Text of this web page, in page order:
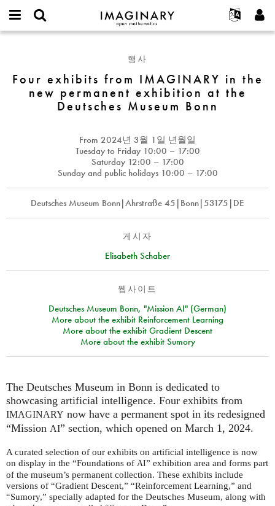
IMAGINARY
open
Français
Deutsch
한국어
Español
Programs
Galleries
Hands-On
Texts
Exhibitions
나머지 보기...
프로젝트
참가하기
연락처
username
밀
가입하기
새로운 비밀번호 요청하기
from
IMAGINARY
permanent
the
Deutsches
Museum
행사
Four exhibits from IMAGINARY in the
new permanent exhibition at the
Deutsches Museum Bonn
From 2024년 3월 1일 년월일
Tuesday to Friday 10:00 – 17:00
Saturday 12:00 – 17:00
Sunday and public holidays 10:00 – 17:00
Deutsches Museum Bonn|Ahrstraße 45|Bonn|53175|DE
게시자
Elisabeth Schaber
웹사이트
Deutsches Museum Bonn, "Mission AI" (German)
More about the exhibit Reinforcement Learning
More about the exhibit Gradient Descent
More about the exhibit Sumory
The Deutsches Museum in Bonn is dedicated to
showcasing artificial intelligence. Four exhibits from
IMAGINARY now have a permanent spot in its redesigned
“Mission AI” section, which opened on March 1, 2024.
A curated selection of our exhibits on artificial intelligence is now
on display in the “Foundations of AI” exhibition area and forms part
of the museum’s permanent collection. These exhibits include
versions of “Gradient Descent,” “Reinforcement Learning,” and
“Sumory,” specially adapted for the Deutsches Museum, along with